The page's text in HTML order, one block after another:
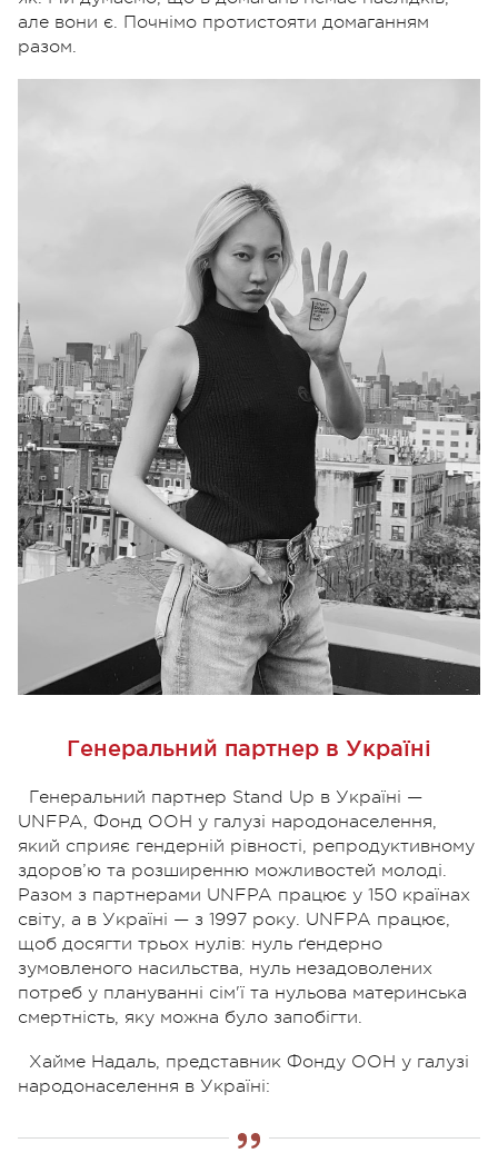
але вони є. Почнімо протистояти домаганням
разом.
Генеральний партнер в Україні
Генеральний партнер Stand Up в Україні —
UNFPA, Фонд ООН у галузі народонаселення,
який сприяє гендерній рівності, репродуктивному
здоров’ю та розширенню можливостей молоді.
Разом з партнерами UNFPA працює у 150 країнах
світу, а в Україні — з 1997 року. UNFPA працює,
щоб досягти трьох нулів: нуль ґендерно
зумовленого насильства, нуль незадоволених
потреб у плануванні сім'ї та нульова материнська
смертність, яку можна було запобігти.
Хайме Надаль, представник Фонду ООН у галузі
народонаселення в Україні: